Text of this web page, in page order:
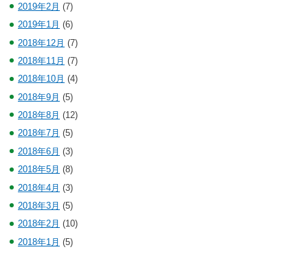
2019年2月 (7)
2019年1月 (6)
2018年12月 (7)
2018年11月 (7)
2018年10月 (4)
2018年9月 (5)
2018年8月 (12)
2018年7月 (5)
2018年6月 (3)
2018年5月 (8)
2018年4月 (3)
2018年3月 (5)
2018年2月 (10)
2018年1月 (5)